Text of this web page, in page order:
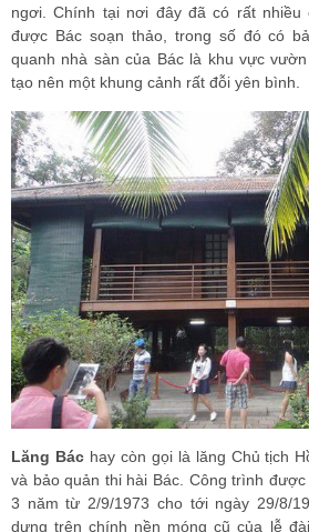
ngơi. Chính tại nơi đây đã có rất nhiều
được Bác soạn thảo, trong số đó có
quanh nhà sàn của Bác là khu vực
tạo nên một khung cảnh rất đỗi yên bình.
Lăng Báchay còn gọi là lăng Chủ tịch
và bảo quản thi hài Bác. Công trình
3 năm từ 2/9/1973 cho tới ngày 29/8/
dựng trên chính nền móng cũ của lễ